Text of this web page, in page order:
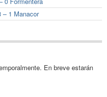
– 1 Manacor
En breve estarán